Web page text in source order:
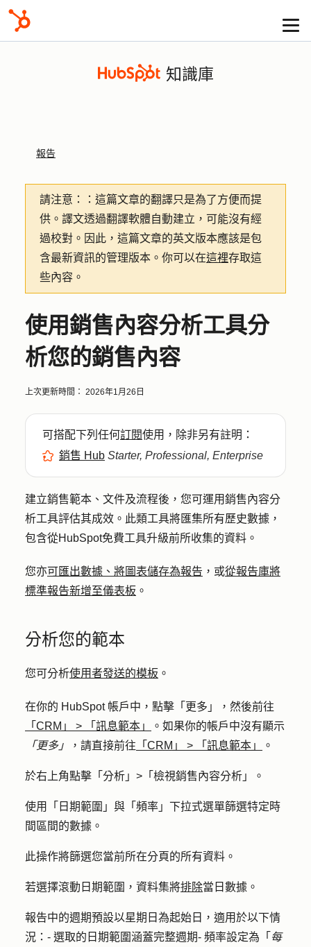
知識庫
報告
請注意：
：這篇文章的翻譯只是為了方便而提
供。譯文透過翻譯軟體自動建立，可能沒有經
過校對。因此，這篇文章的英文版本應該是包
含最新資訊的管理版本。你可以在這裡存取這
些內容。
使用銷售內容分析工具分
析您的銷售內容
上次更新時間： 2026年1月26日
可搭配下列任何訂閱使用，除非另有註明：
銷售 Hub Starter, Professional, Enterprise
建立銷售範本、文件及流程後，您可運用銷售內容分
析工具評估其成效。此類工具將匯集所有歷史數據，
包含從HubSpot免費工具升級前所收集的資料。
您亦可匯出數據、將圖表儲存為報告 ，或從報告庫將
標準報告新增至儀表板 。
分析您的範本
您可分析使用者發送的模板 。
在你的 HubSpot 帳戶中，點擊 「更多」
，然後前往
「CRM」
> 「訊息範本」
。如果你的帳戶中沒有顯示
「更多」
，請直接前往 「CRM」 > 「訊息範本」 。
於右上角點擊 「分析」> 「 檢視銷售內容分析 」。
使用「 日期範圍」與 「 頻率」下拉式選單篩選特定時
間區間的數據。
此操作將篩選您當前所在分頁的所有資料。
若選擇滾動日期範圍，資料集將排除當日數據。
報告中的週期預設以星期日為起始日，適用於以下情
況：- 選取的日期範圍涵蓋完整週期- 頻率設定為「 每